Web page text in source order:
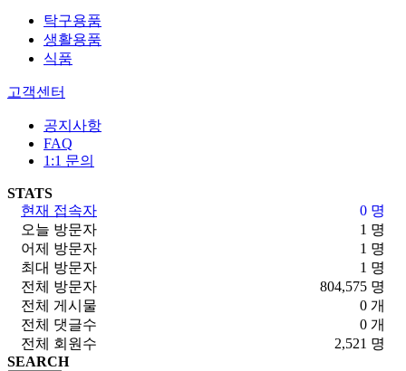
탁구용품
생활용품
식품
고객센터
공지사항
FAQ
1:1 문의
STATS
0 명
현재 접속자
1 명
오늘 방문자
1 명
어제 방문자
1 명
최대 방문자
804,575 명
전체 방문자
0 개
전체 게시물
0 개
전체 댓글수
2,521 명
전체 회원수
SEARCH